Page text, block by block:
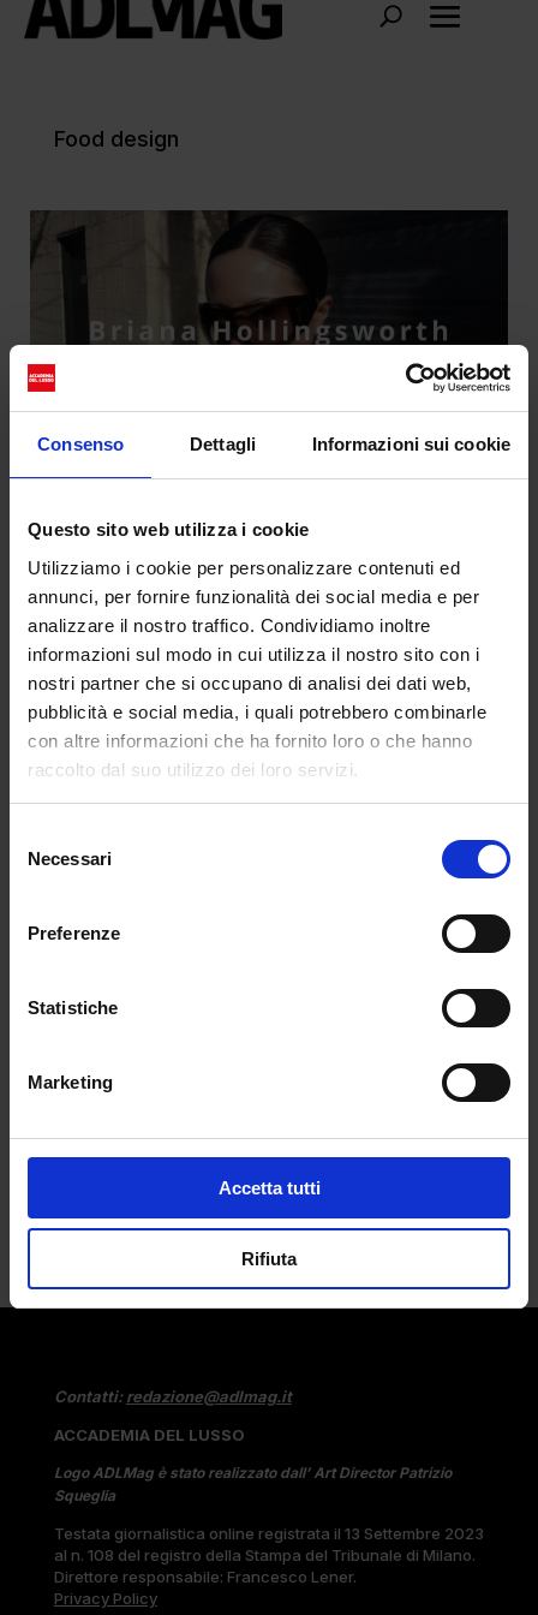
Consenso Dettagli Informazioni sui cookie
Questo sito web utilizza i cookie
Utilizziamo i cookie per personalizzare contenuti ed
annunci, per fornire funzionalità dei social media e per
analizzare il nostro traffico. Condividiamo inoltre
informazioni sul modo in cui utilizza il nostro sito con i
nostri partner che si occupano di analisi dei dati web,
pubblicità e social media, i quali potrebbero combinarle
con altre informazioni che ha fornito loro o che hanno
raccolto dal suo utilizzo dei loro servizi.
delNecessari
Preferenze
Statistiche
Marketing
Accetta tutti
Rifiuta
Food design
La moda da gustare di Briana
da Ilaria Dolfini|Set 10, 2025| LIFESTYLE
Dalle passerelle alla tavola, Briana...
Quanto è importante l’estetica nel food?
ad oggi...
Contatti:redazione@adlmag.it
ACCADEMIA DEL LUSSO
Logo ADLMag è stato realizzato dall’ Art Director Patrizio
Squeglia
Testata giornalistica online registrata il 13 Settembre 2023
al n. 108 del registro della Stampa del Tribunale di Milano.
Direttore responsabile: Francesco Lener.
Privacy Policy